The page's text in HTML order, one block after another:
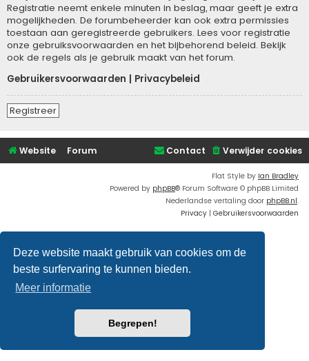
Deze website maakt gebruik van cookies om de
beste surfervaring te kunnen bieden.
Meer informatie
Begrepen!
Registratie neemt enkele minuten in beslag, maar geeft je extra
mogelijkheden. De forumbeheerder kan ook extra permissies
toestaan aan geregistreerde gebruikers. Lees voor registratie
onze gebruiksvoorwaarden en het bijbehorend beleid. Bekijk
ook de regels als je gebruik maakt van het forum.
Gebruikersvoorwaarden
Privacybeleid
Registreer
Website Forum Verwijder cookies
Contact
Flat Style by Ian Bradley
Powered by phpBB® Forum Software © phpBB Limited
Nederlandse vertaling door phpBB.nl.
Privacy | Gebruikersvoorwaarden